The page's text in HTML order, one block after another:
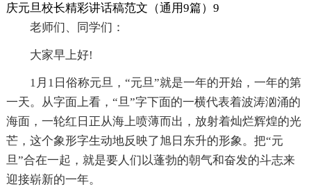
庆元旦校长精彩讲话稿范文（通用9篇）9
老师们、同学们：
大家早上好!
1月1日俗称元旦，“元旦”就是一年的开始，一年的第
一天。从字面上看，“旦”字下面的一横代表着波涛汹涌的
海面，一轮红日正从海上喷薄而出，放射着灿烂辉煌的光
芒，这个象形字生动地反映了旭日东升的形象。把“元
旦”合在一起，就是要人们以蓬勃的朝气和奋发的斗志来
迎接崭新的一年。